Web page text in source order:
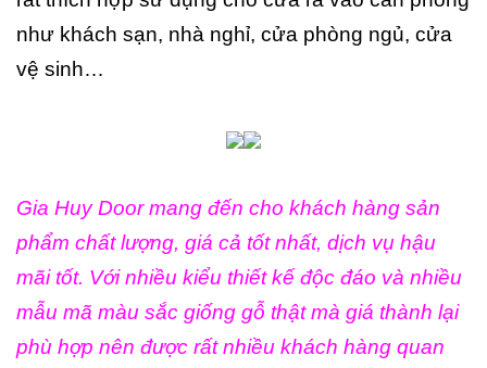
như khách sạn, nhà nghỉ, cửa phòng ngủ, cửa
vệ sinh…
Gia Huy Door mang đến cho khách hàng sản
phẩm chất lượng, giá cả tốt nhất, dịch vụ hậu
mãi tốt. Với nhiều kiểu thiết kế độc đáo và nhiều
mẫu mã màu sắc giống gỗ thật mà giá thành lại
phù hợp nên được rất nhiều khách hàng quan